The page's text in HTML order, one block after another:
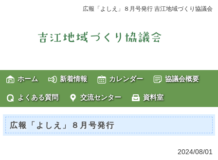
広報「よしえ」８月号発行 吉江地域づくり協議会
ホーム 新着情報 カレンダー 協議会概要
よくある質問 交流センター 資料室
広報「よしえ」８月号発行
2024/08/01